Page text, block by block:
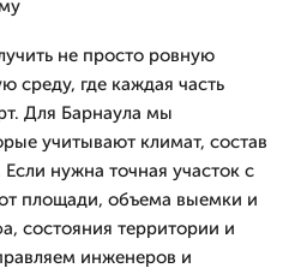
не просто ровную
среду, где каждая часть
Для Барнаула мы
учитывают климат, состав
нужна точная участок с
площади, объема выемки и
состояния территории и
инженеров и